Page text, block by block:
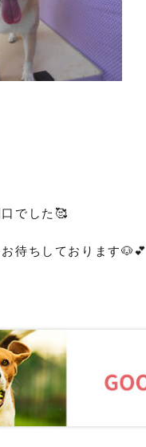
でした🥰
待ちしております🐶💕